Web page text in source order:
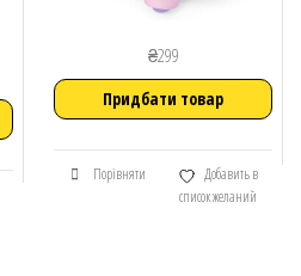
₴299
Придбати товар
Порівняти
Добавить в
список желаний